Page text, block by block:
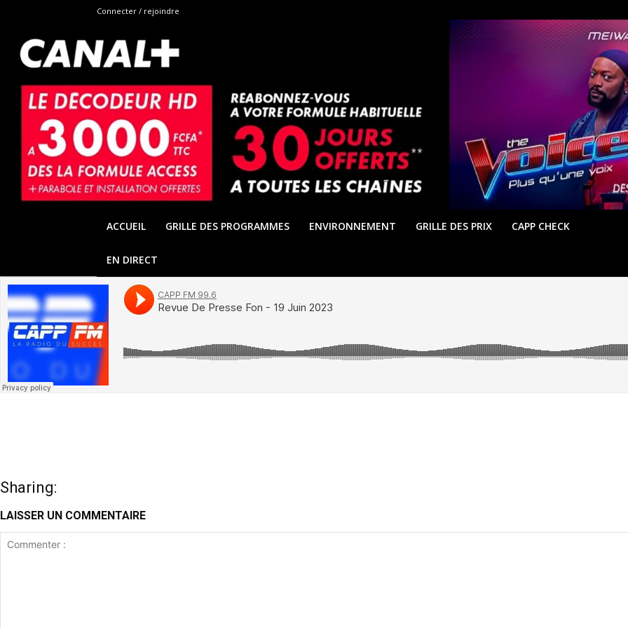
Connecter / rejoindre
ACCUEIL GRILLE DES PROGRAMMES ENVIRONNEMENT GRILLE DES PRIX CAPP CHECK
EN DIRECT
Sharing:
LAISSER UN COMMENTAIRE